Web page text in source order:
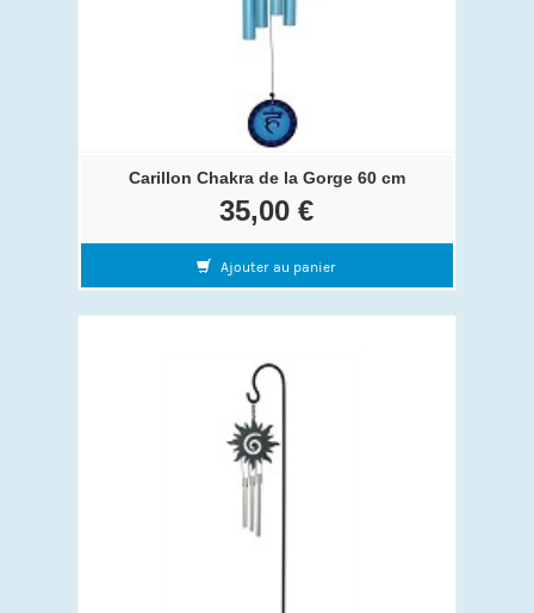
Carillon Chakra de la Gorge 60 cm
35,00 €
Ajouter au panier